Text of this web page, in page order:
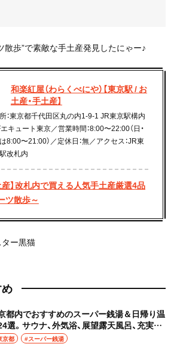
散歩”で素敵な手土産発見したにゃー♪
和楽紅屋（わらくべにや）【東京駅 / お
土産・手土産】
：東京都千代田区丸の内1-9-1 JR東京駅構内
キュート東京／営業時間：8:00〜22:00（日・
8:00〜21:00）／定休日：無／アクセス：JR東
改札内
産】改札内で買える人気手土産厳選4品
ツ散歩～
ター黒猫
都内でおすすめのスーパー銭湯＆日帰り温
選。サウナ、外気浴、展望露天風呂、充実の
し空間へ
京都 #スーパー銭湯